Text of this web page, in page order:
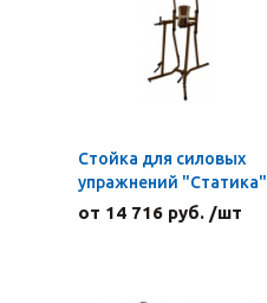
Стойка для силовых
упражнений "Статика"
от 14 716 руб. /шт